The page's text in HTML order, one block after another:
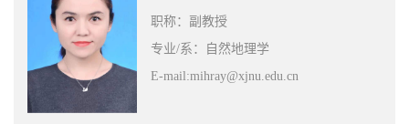
职称：副教授
专业/系：自然地理学
E-mail:mihray@xjnu.edu.cn